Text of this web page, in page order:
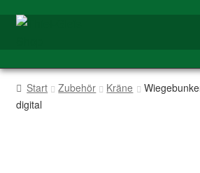
Zur
Zum
Home
Shop
Start Zubehör Kräne
digital